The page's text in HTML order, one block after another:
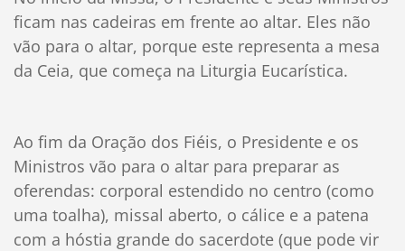
ficam nas cadeiras em frente ao altar. Eles não
vão para o altar, porque este representa a mesa
da Ceia, que começa na Liturgia Eucarística.
Ao fim da Oração dos Fiéis, o Presidente e os
Ministros vão para o altar para preparar as
oferendas: corporal estendido no centro (como
uma toalha), missal aberto, o cálice e a patena
com a hóstia grande do sacerdote (que pode vir